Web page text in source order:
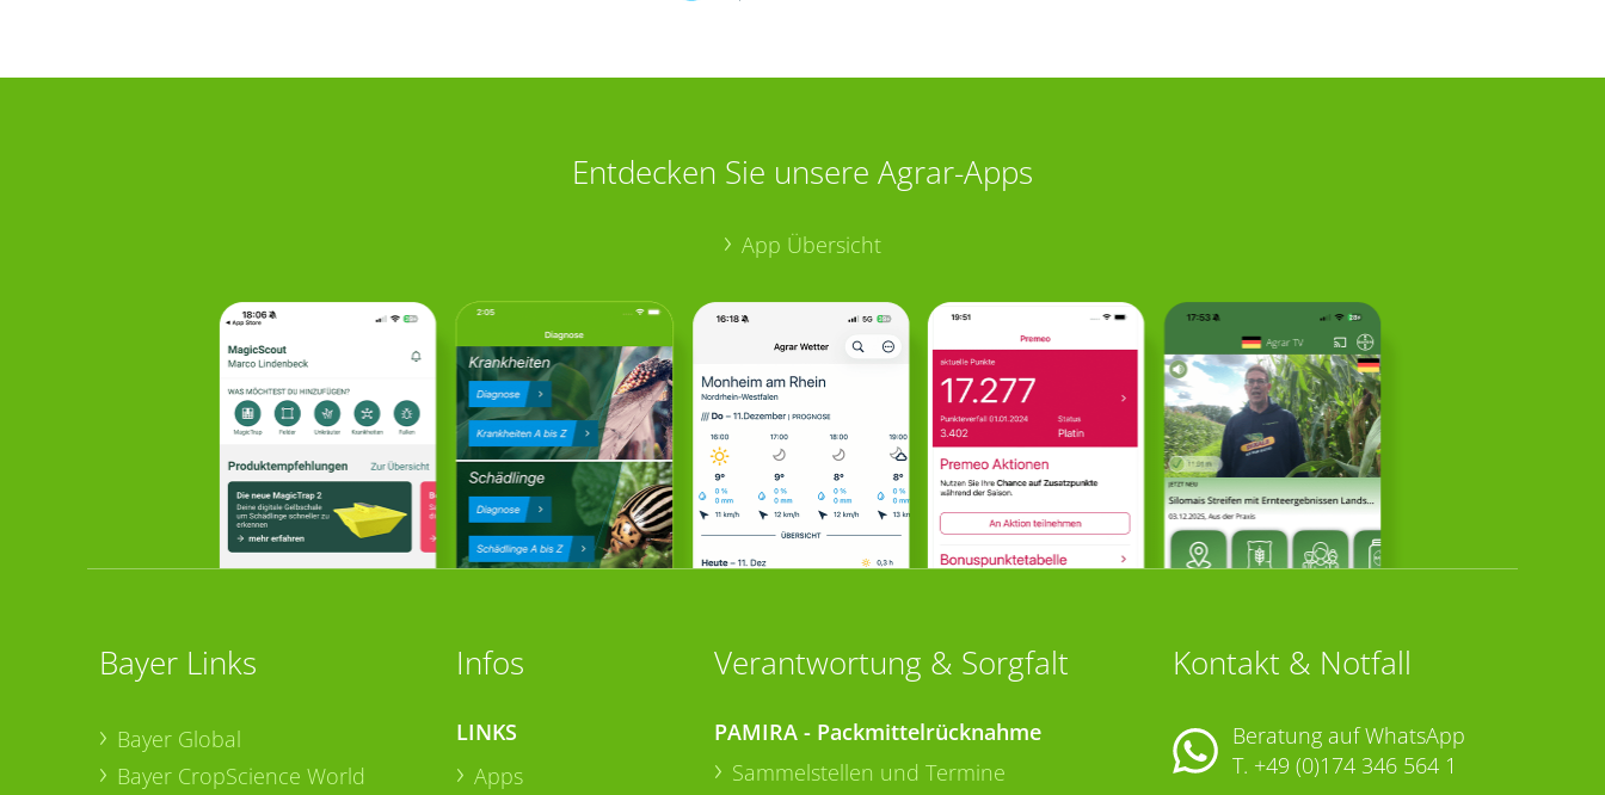
Entdecken Sie unsere Agrar-Apps
App Übersicht
Bayer Links
Bayer Global
Bayer CropScience World
Infos
LINKS
Apps
Verantwortung & Sorgfalt
PAMIRA - Packmittelrücknahme
Sammelstellen und Termine
Kontakt & Notfall
Beratung auf WhatsApp
T. +49 (0)174 346 564 1